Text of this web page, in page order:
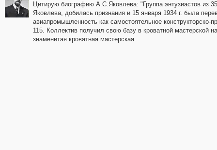
Цитирую биографию А.С.Яковлева: "Группа энтузиастов из
Яковлева, добилась признания и 15 января 1934 г. была
авиапромышленность как самостоятельное конструкторско-
115. Коллектив получил свою базу в кроватной мастерской
знаменитая кроватная мастерская.